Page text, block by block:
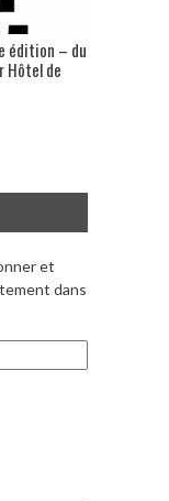
édition – du
Hôtel de
et
dans